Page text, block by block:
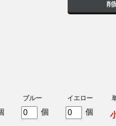
削
ブルー
個
イエロー
個